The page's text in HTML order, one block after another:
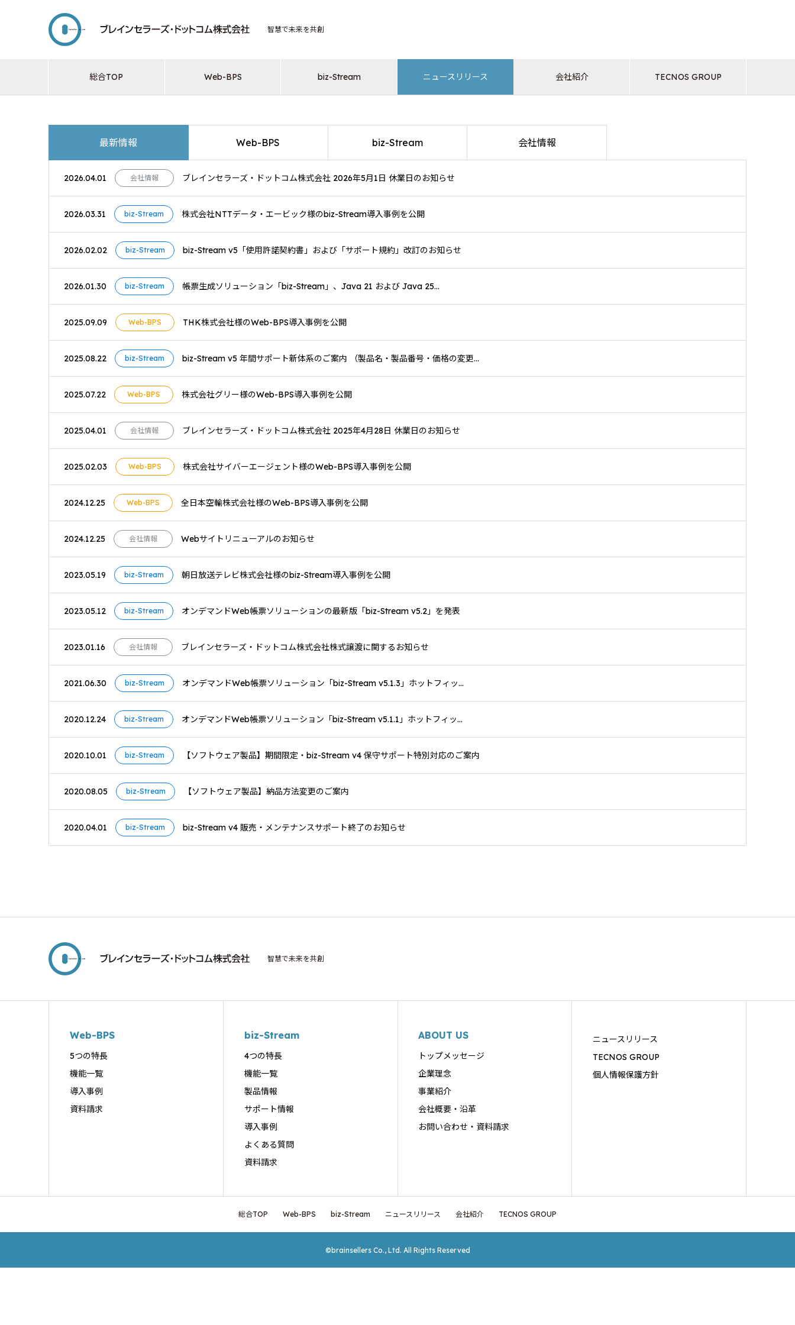
智慧で未来を共創
総合TOP Web-BPS biz-Stream ニュースリリース 会社紹介 TECNOS GROUP
最新情報 Web-BPS biz-Stream 会社情報
2026.04.01 会社情報 ブレインセラーズ・ドットコム株式会社 2026年5月1日 休業日のお知らせ
2026.03.31 biz-Stream 株式会社NTTデータ・エービック様のbiz-Stream導入事例を公開
2026.02.02 biz-Stream biz-Stream v5「使用許諾契約書」および「サポート規約」改訂のお知らせ
2026.01.30 biz-Stream 帳票生成ソリューション「biz-Stream」、Java 21 および Java 25...
2025.09.09 Web-BPS THK株式会社様のWeb-BPS導入事例を公開
2025.08.22 biz-Stream biz-Stream v5 年間サポート新体系のご案内 （製品名・製品番号・価格の変更...
2025.07.22 Web-BPS 株式会社グリー様のWeb-BPS導入事例を公開
2025.04.01 会社情報 ブレインセラーズ・ドットコム株式会社 2025年4月28日 休業日のお知らせ
2025.02.03 Web-BPS 株式会社サイバーエージェント様のWeb-BPS導入事例を公開
2024.12.25 Web-BPS 全日本空輸株式会社様のWeb-BPS導入事例を公開
2024.12.25 会社情報 Webサイトリニューアルのお知らせ
2023.05.19 biz-Stream 朝日放送テレビ株式会社様のbiz-Stream導入事例を公開
2023.05.12 biz-Stream オンデマンドWeb帳票ソリューションの最新版「biz-Stream v5.2」を発表
2023.01.16 会社情報 ブレインセラーズ・ドットコム株式会社株式譲渡に関するお知らせ
2021.06.30 biz-Stream オンデマンドWeb帳票ソリューション「biz-Stream v5.1.3」ホットフィッ...
2020.12.24 biz-Stream オンデマンドWeb帳票ソリューション「biz-Stream v5.1.1」ホットフィッ...
2020.10.01 biz-Stream 【ソフトウェア製品】期間限定・biz-Stream v4 保守サポート特別対応のご案内
2020.08.05 biz-Stream 【ソフトウェア製品】納品方法変更のご案内
2020.04.01 biz-Stream biz-Stream v4 販売・メンテナンスサポート終了のお知らせ
智慧で未来を共創
Web-BPS
5つの特長
機能一覧
導入事例
資料請求
biz-Stream
4つの特長
機能一覧
製品情報
サポート情報
導入事例
よくある質問
資料請求
ABOUT US
トップメッセージ
企業理念
事業紹介
会社概要・沿革
お問い合わせ・資料請求
ニュースリリース
TECNOS GROUP
個人情報保護方針
総合TOP Web-BPS biz-Stream ニュースリリース 会社紹介 TECNOS GROUP
©brainsellers Co., Ltd. All Rights Reserved